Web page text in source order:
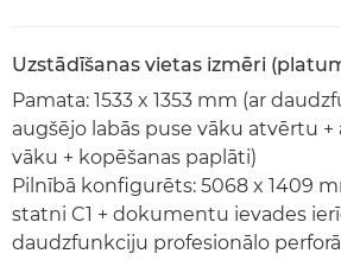
Uzstādīšanas vietas izmēri
Pamata: 1533 x 1353 mm (ar
augšējo labās puse vāku atvērtu
vāku + kopēšanas paplāti)
Pilnībā konfigurēts: 5068 x 1409
statni C1 + dokumentu ievades
daudzfunkciju profesionālo